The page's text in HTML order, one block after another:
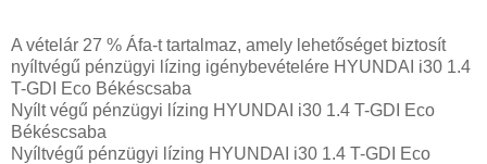
A vételár 27 % Áfa-t tartalmaz, amely lehetőséget biztosít
nyíltvégű pénzügyi lízing igénybevételére HYUNDAI i30 1.4
T-GDI Eco Békéscsaba
Nyílt végű pénzügyi lízing HYUNDAI i30 1.4 T-GDI Eco
Békéscsaba
Nyíltvégű pénzügyi lízing HYUNDAI i30 1.4 T-GDI Eco